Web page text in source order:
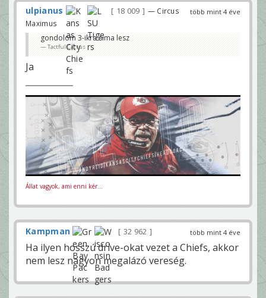
több mint 4 éve
ulpianus 18 009
— Circus
Maximus
gondolom 3-ikra sima lesz
Tactful Cactus
Ja
Állat vagyok, ami enni kér...
több mint 4 éve
Kampman 32 962
Ha ilyen hosszú drive-okat vezet a Chiefs, akkor
nem lesz nagyon megalázó vereség.